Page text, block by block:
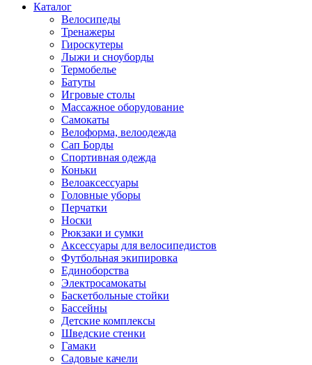
Каталог
Велосипеды
Тренажеры
Гироскутеры
Лыжи и сноуборды
Термобелье
Батуты
Игровые столы
Массажное оборудование
Самокаты
Велоформа, велоодежда
Сап Борды
Спортивная одежда
Коньки
Велоаксессуары
Головные уборы
Перчатки
Носки
Рюкзаки и сумки
Аксессуары для велосипедистов
Футбольная экипировка
Единоборства
Электросамокаты
Баскетбольные стойки
Бассейны
Детские комплексы
Шведские стенки
Гамаки
Садовые качели